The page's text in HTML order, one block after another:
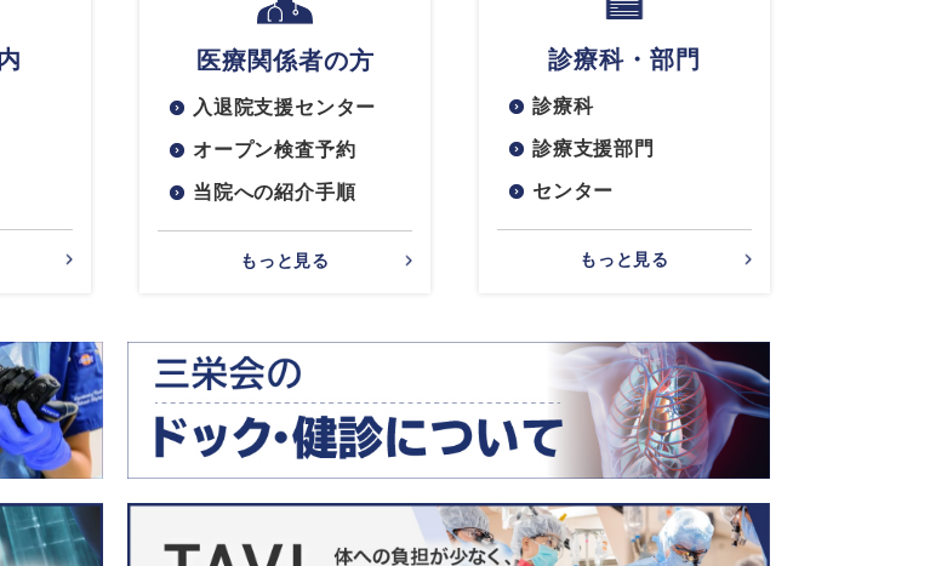
医療関係者の方
入退院支援センター
オープン検査予約
当院への紹介手順
もっと見る
診療科・部門
診療科
診療支援部門
センター
もっと見る